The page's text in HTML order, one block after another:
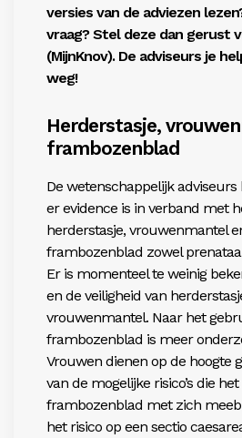
versies van de adviezen
vraag? Stel deze dan gerust
(MijnKnov). De adviseurs je
weg!
Herderstasje,
frambozenblad
De wetenschappelijk adviseurs
er evidence is in verband met
herderstasje, vrouwenmantel
frambozenblad zowel
Er is momenteel te weinig
en de veiligheid van
vrouwenmantel. Naar het
frambozenblad is meer
Vrouwen dienen op de hoogte
van de mogelijke risico’s die
frambozenblad met zich
het risico op een sectio